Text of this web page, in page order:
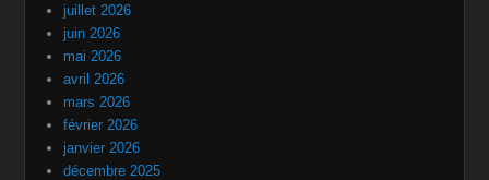
juillet 2026
juin 2026
mai 2026
avril 2026
mars 2026
février 2026
janvier 2026
décembre 2025